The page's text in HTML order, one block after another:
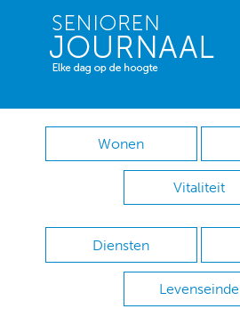
Wonen
Vitaliteit
Diensten
Levenseinde